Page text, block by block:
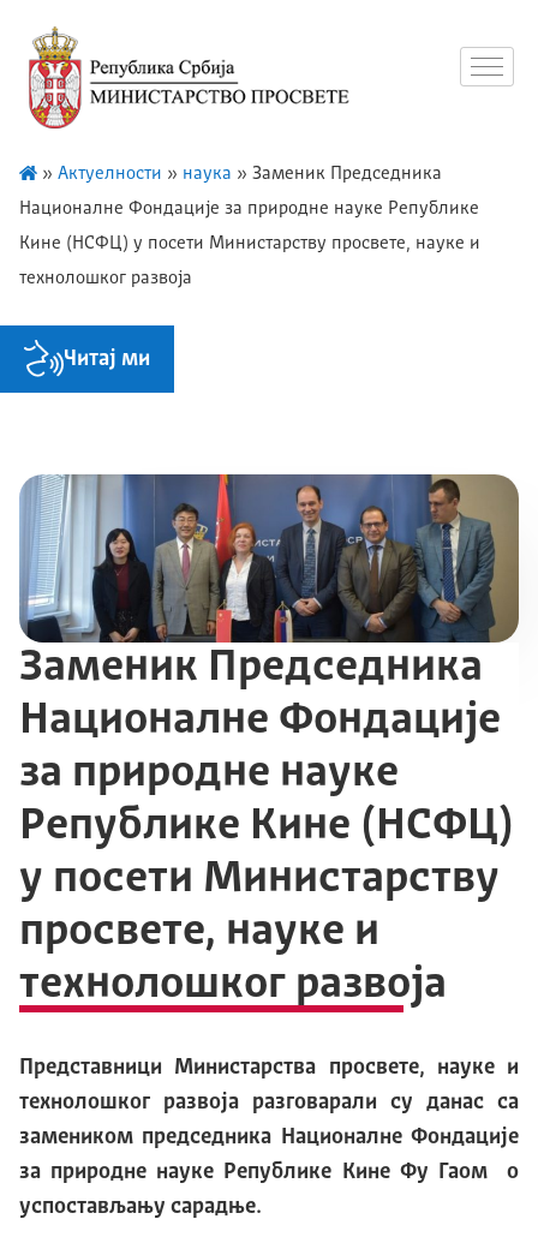
» Актуелности » наука » Заменик Председника
Националне Фондације за природне науке Републике
Кине (НСФЦ) у посети Министарству просвете, науке и
технолошког развоја
Читај ми
Заменик Председника
Националне Фондације
за природне науке
Републике Кине (НСФЦ)
у посети Министарству
просвете, науке и
технолошког развоја
Представници Министарства просвете, науке и
технолошког развоја разговарали су данас са
замеником председника Националне Фондације
за природне науке Републике Кине Фу Гаом о
успостављању сарадње.